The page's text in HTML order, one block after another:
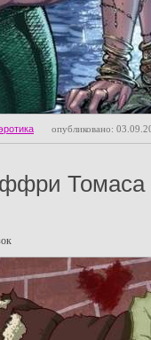
опубликовано:
Томаса